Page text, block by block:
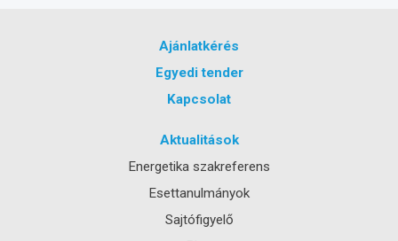
Ajánlatkérés
Egyedi tender
Kapcsolat
Aktualitások
Energetika szakreferens
Esettanulmányok
Sajtófigyelő